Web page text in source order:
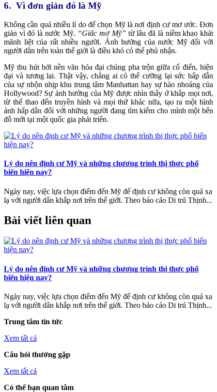
6. Vì đơn giản đó là Mỹ
Không cần quá nhiều lí do để chọn Mỹ là nơi định cư mơ ước. Đơn
giản vì đó là nước Mỹ. “Giấc mơ Mỹ” từ lâu đã là niềm khao khát
mãnh liệt của rất nhiều người. Ảnh hưởng của nước Mỹ đối với
người dân trên toàn thế giới là điều khó có thể phủ nhận.
Mỹ thu hút bởi nền văn hóa đại chúng pha trộn giữa cổ điển, hiện
đại và tương lai. Thật vậy, chẳng ai có thể cưỡng lại sức hấp dẫn
của sự nhộn nhịp khu trung tâm Manhattan hay sự hào nhoáng của
Hollywood? Sự ảnh hưởng của Mỹ được nhìn thấy ở khắp mọi nơi,
từ thể thao đến truyền hình và mọi thứ khác nữa, tạo ra một hình
ảnh hấp dẫn đối với những người đang tìm kiếm cho mình một bến
đỗ mới tại một quốc gia phát triển.
Lý do nên định cư Mỹ và những chương trình thị thực phổ
biến hiện nay?
Ngày nay, việc lựa chọn điểm đến Mỹ để định cư không còn quá xa
lạ với người dân khắp nơi trên thế giới. Theo báo cáo Di trú Thịnh...
Bài viết liên quan
Lý do nên định cư Mỹ và những chương trình thị thực phổ
biến hiện nay?
Ngày nay, việc lựa chọn điểm đến Mỹ để định cư không còn quá xa
lạ với người dân khắp nơi trên thế giới. Theo báo cáo Di trú Thịnh...
Trung tâm tin tức
Xem tất cả
Câu hỏi thường gặp
Xem tất cả
Có thể bạn quan tâm